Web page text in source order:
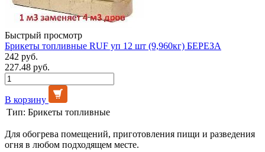
Быстрый просмотр
Брикеты топливные RUF уп 12 шт (9,960кг) БЕРЕЗА
242 руб.
227.48 руб.
В корзину
Тип: Брикеты топливные
Для обогрева помещений, приготовления пищи и разведения
огня в любом подходящем месте.